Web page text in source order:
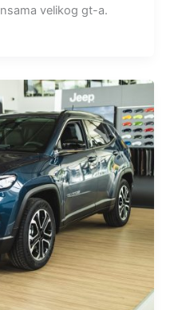
velikog gt-a.